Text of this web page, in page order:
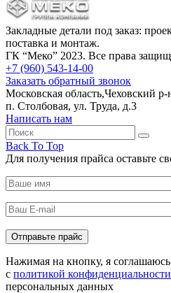
Закладные детали под заказ:
поставка и монтаж.
ГК “Меко” 2023. Все права
+7 (960) 543-14-00
Заказать обратный звонок
Московская область,Чеховский р-
п. Столбовая, ул. Труда, д.3
Написать нам
Back To Top
Для получения прайса оставьте
Нажимая на кнопку, я соглашаюсь
с политикой конфиденциальности
персональных данных